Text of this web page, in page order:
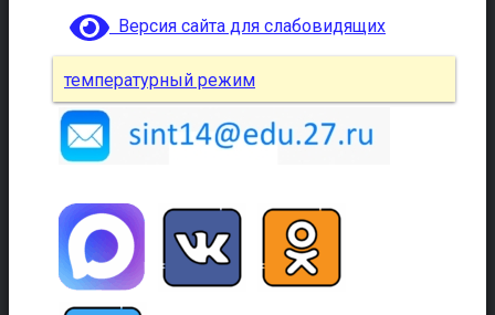
Версия сайта для слабовидящих
температурный режим